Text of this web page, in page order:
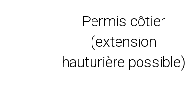
Permis côtier
(extension
hauturière possible)